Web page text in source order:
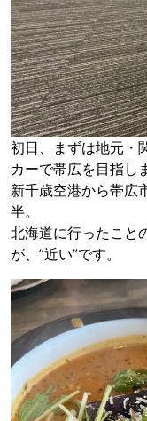
初日、まずは地元・
カーで帯広を目指し
新千歳空港から帯広
半。
北海道に行ったこと
が、”近い”です。